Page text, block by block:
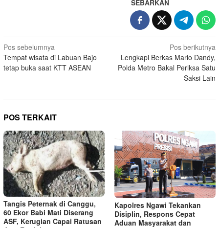
SEBARKAN
Navigasi
pos
Pos sebelumnya
Tempat wisata di Labuan Bajo
tetap buka saat KTT ASEAN
Pos berikutnya
Lengkapi Berkas Mario Dandy,
Polda Metro Bakal Periksa Satu
Saksi Lain
POS TERKAIT
Tangis Peternak di Canggu,
60 Ekor Babi Mati Diserang
ASF, Kerugian Capai Ratusan
Kapolres Ngawi Tekankan
Disiplin, Respons Cepat
Aduan Masyarakat dan